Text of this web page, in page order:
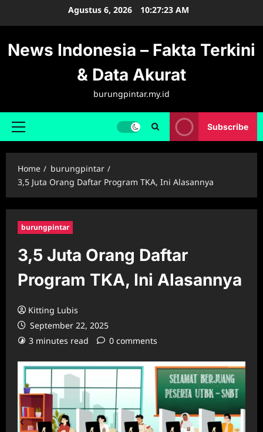
Agustus 6, 2026 10:27:24 AM
News Indonesia – Fakta Terkini
& Data Akurat
burungpintar.my.id
Primary
Subscribe
Home
burungpintar
3,5 Juta Orang Daftar Program TKA, Ini Alasannya
burungpintar
3,5 Juta Orang Daftar
Program TKA, Ini Alasannya
Kitting Lubis
September 22, 2025
3 minutes read
0 comments